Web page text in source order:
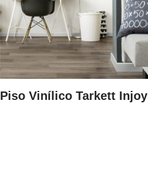
Piso Vinílico Tarkett Injoy